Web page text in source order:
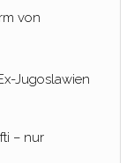
von
Jugoslawien
– nur